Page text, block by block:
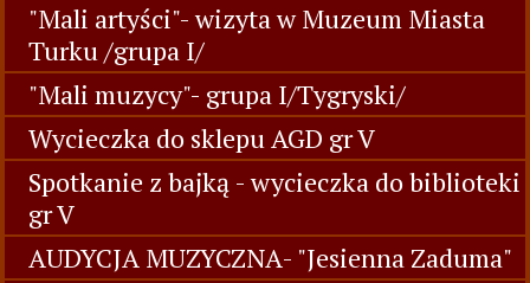
"Mali artyści"- wizyta w Muzeum Miasta
Turku /grupa I/
"Mali muzycy"- grupa I/Tygryski/
Wycieczka do sklepu AGD gr V
Spotkanie z bajką - wycieczka do biblioteki
gr V
AUDYCJA MUZYCZNA- "Jesienna Zaduma"